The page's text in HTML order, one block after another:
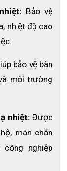
Bảo vệ
nhiệt độ cao
bảo vệ bàn
môi trường
nhiệt: Được
màn chắn
nghiệp